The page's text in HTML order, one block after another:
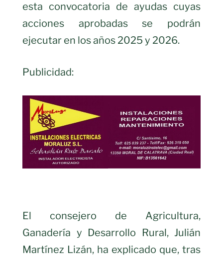
esta convocatoria de ayudas cuyas
acciones aprobadas se podrán
ejecutar en los años 2025 y 2026.
Publicidad:
El consejero de Agricultura,
Ganadería y Desarrollo Rural, Julián
Martínez Lizán, ha explicado que, tras